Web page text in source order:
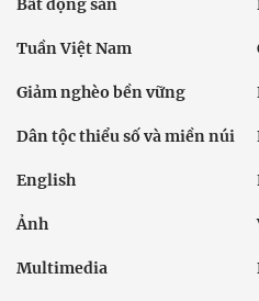
Bất động sản
Tuần Việt Nam
Giảm nghèo bền vững
Dân tộc thiểu số và miền núi
English
Ảnh
Multimedia